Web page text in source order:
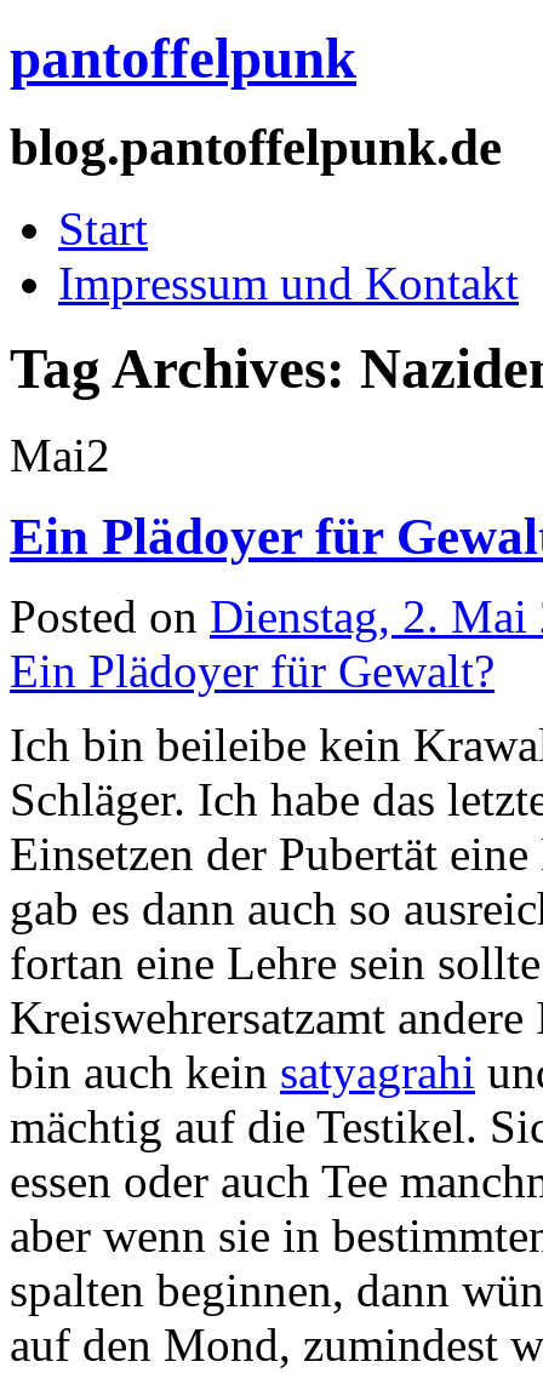
pantoffelpunk
blog.pantoffelpunk.de
Start
Impressum und Kontakt
Tag Archives:
Mai2
Ein Plädoyer für
Posted on Dienstag, 2. Mai
Ein Plädoyer für Gewalt?
Ich bin beileibe kein
Schläger. Ich habe das
Einsetzen der Pubertät
gab es dann auch so
fortan eine Lehre sein
Kreiswehrersatzamt
bin auch kein satyagrahi
mächtig auf die Testikel.
essen oder auch Tee
aber wenn sie in
spalten beginnen, dann
auf den Mond, zumindest